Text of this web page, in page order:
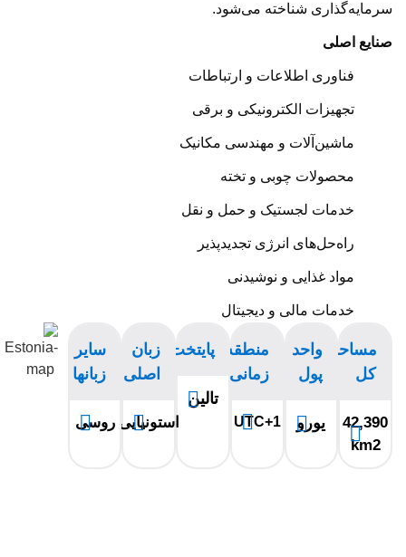
سرمایه‌گذاری شناخته می‌شود.
صنایع اصلی
فناوری اطلاعات و ارتباطات
تجهیزات الکترونیکی و برقی
ماشین‌آلات و مهندسی مکانیک
محصولات چوبی و تخته
خدمات لجستیک و حمل و نقل
راه‌حل‌های انرژی تجدیدپذیر
مواد غذایی و نوشیدنی
خدمات مالی و دیجیتال
مساحت
کل
42,390
km2
واحد
پول
یورو
منطقه
زمانی
UTC+1
پایتخت
تالین
زبان
اصلی
استونیایی
سایر
زبانها
روسی